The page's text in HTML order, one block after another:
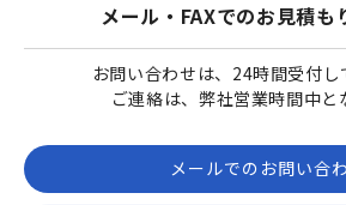
メール・FAXでのお見積も
お問い合わせは、24時間受付し
ご連絡は、弊社営業時間中と
メールでのお問い合